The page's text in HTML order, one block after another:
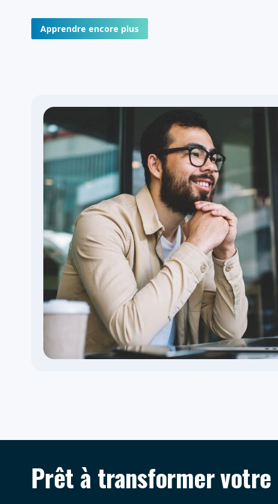
Apprendre encore plus
Prêt à transformer